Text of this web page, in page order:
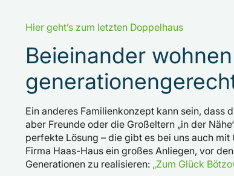
Hier geht’s zum letzten Doppelhaus
Beieinander
Ein anderes Familienkonzept kann sein, dass
aber Freunde oder die Großeltern „in der
perfekte Lösung – die gibt es bei uns auch
Firma Haas-Haus ein großes Anliegen, vor
Generationen zu realisieren: „Zum Glück